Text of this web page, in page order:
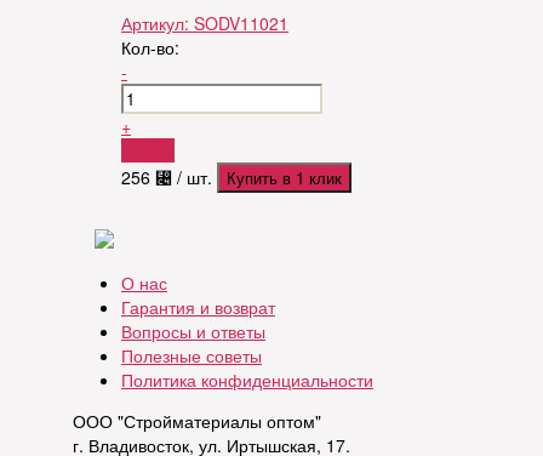
Артикул: SODV11021
Кол-во:
-
+
256 ⃄ / шт. Купить в 1 клик
О нас
Гарантия и возврат
Вопросы и ответы
Полезные советы
Политика конфиденциальности
ООО "Стройматериалы оптом"
г. Владивосток, ул. Иртышская, 17.